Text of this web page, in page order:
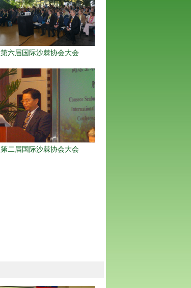
第六届国际沙棘协会大会
第二届国际沙棘协会大会